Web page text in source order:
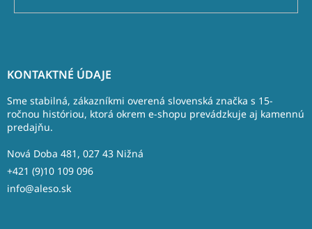
KONTAKTNÉ ÚDAJE
Sme stabilná, zákazníkmi overená slovenská značka s 15-
ročnou históriou, ktorá okrem e-shopu prevádzkuje aj kamennú
predajňu.
Nová Doba 481, 027 43 Nižná
+421 (9)10 109 096
info@aleso.sk